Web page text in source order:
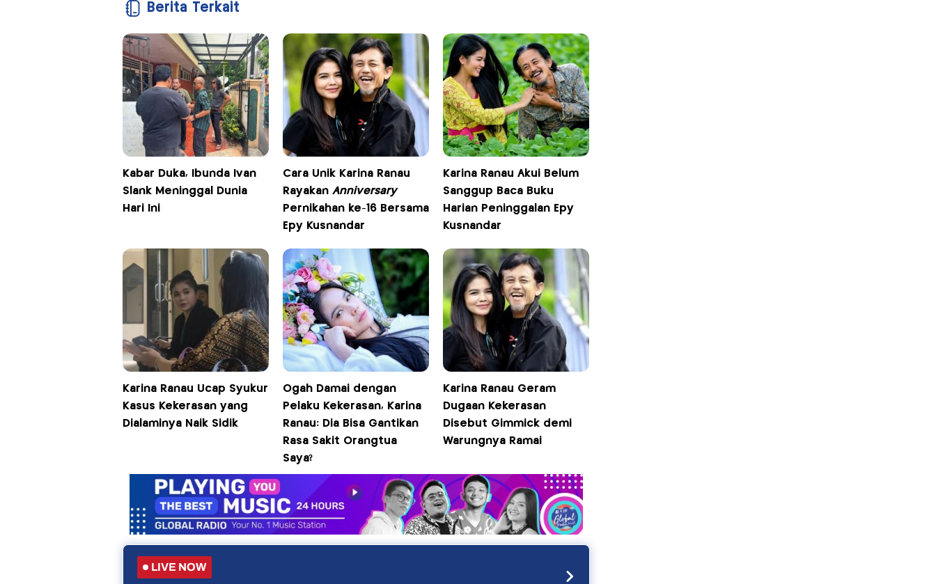
Berita Terkait
Kabar Duka, Ibunda Ivan
Slank Meninggal Dunia
Hari Ini
Cara Unik Karina Ranau
Rayakan Anniversary
Pernikahan ke-16 Bersama
Epy Kusnandar
Karina Ranau Akui Belum
Sanggup Baca Buku
Harian Peninggalan Epy
Kusnandar
Karina Ranau Ucap Syukur
Kasus Kekerasan yang
Dialaminya Naik Sidik
Ogah Damai dengan
Pelaku Kekerasan, Karina
Ranau: Dia Bisa Gantikan
Rasa Sakit Orangtua
Saya?
Karina Ranau Geram
Dugaan Kekerasan
Disebut Gimmick demi
Warungnya Ramai
LIVE NOW